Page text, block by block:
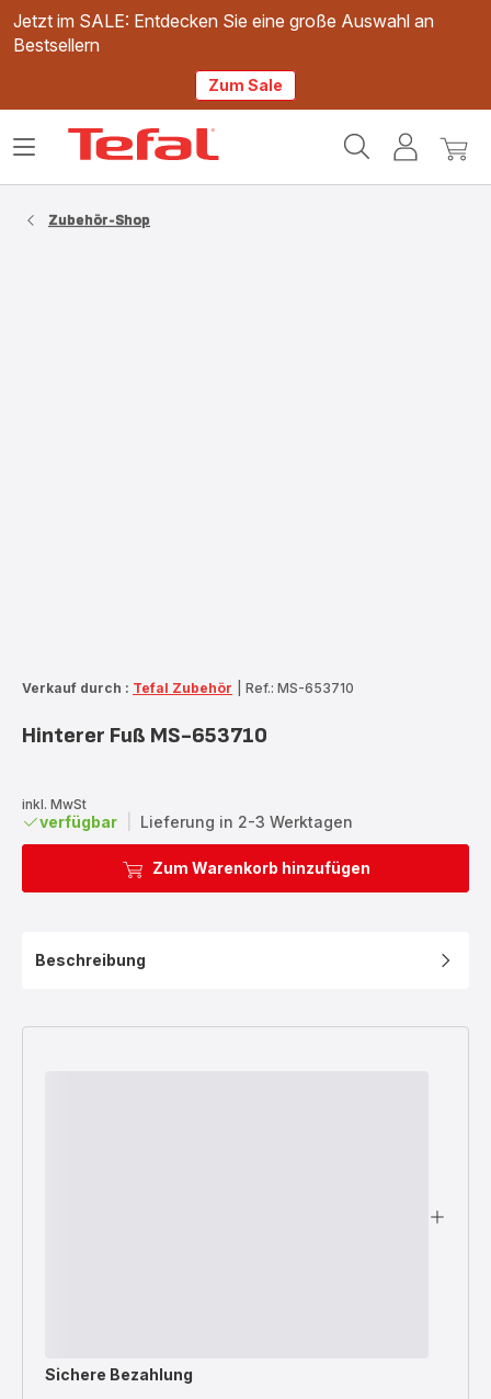
Jetzt im SALE: Entdecken Sie eine große Auswahl an
Bestsellern
Zum Sale
Mein
Mein
Das
Zubehör-Shop
Verkauf durch : Tefal Zubehör Ref.: MS-653710
Hinterer Fuß MS-653710
inkl. MwSt
verfügbar Lieferung in 2-3 Werktagen
Zum Warenkorb hinzufügen
Beschreibung
Sichere Bezahlung